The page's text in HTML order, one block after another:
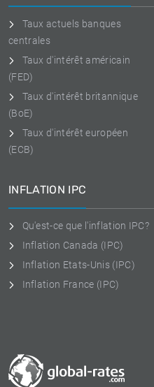
Taux actuels banques
centrales
Taux d'intérêt américain
(FED)
Taux d'intérêt britannique
(BoE)
Taux d'intérêt européen
(ECB)
INFLATION IPC
Qu'est-ce que l'inflation IPC?
Inflation Canada (IPC)
Inflation Etats-Unis (IPC)
Inflation France (IPC)